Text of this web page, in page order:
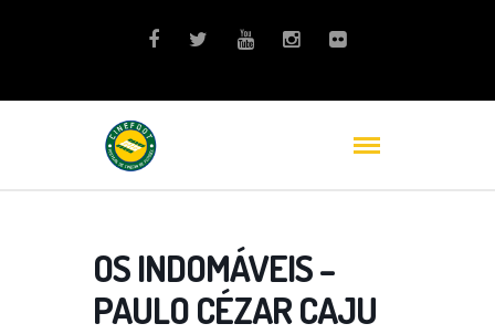
OS INDOMÁVEIS –
PAULO CÉZAR CAJU